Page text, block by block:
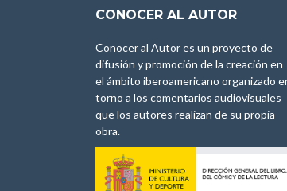
CONOCER AL AUTOR
Conocer al Autor es un proyecto de
difusión y promoción de la creación en
el ámbito iberoamericano organizado
torno a los comentarios audiovisuales
que los autores realizan de su propia
obra.